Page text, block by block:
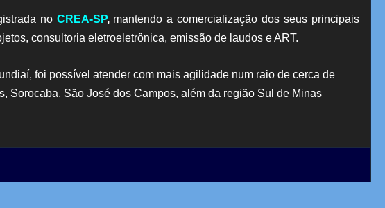
no CREA-SP,mantendo a comercialização dos seus principais
consultoria eletroeletrônica, emissão de laudos e ART.
foi possível atender com mais agilidade num raio de cerca de
Sorocaba, São José dos Campos, além da região Sul de Minas